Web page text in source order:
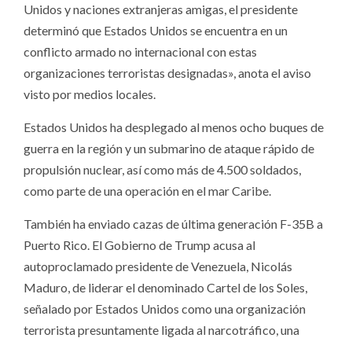
Unidos y naciones extranjeras amigas, el presidente
determinó que Estados Unidos se encuentra en un
conflicto armado no internacional con estas
organizaciones terroristas designadas», anota el aviso
visto por medios locales.
Estados Unidos ha desplegado al menos ocho buques de
guerra en la región y un submarino de ataque rápido de
propulsión nuclear, así como más de 4.500 soldados,
como parte de una operación en el mar Caribe.
También ha enviado cazas de última generación F-35B a
Puerto Rico. El Gobierno de Trump acusa al
autoproclamado presidente de Venezuela, Nicolás
Maduro, de liderar el denominado Cartel de los Soles,
señalado por Estados Unidos como una organización
terrorista presuntamente ligada al narcotráfico, una